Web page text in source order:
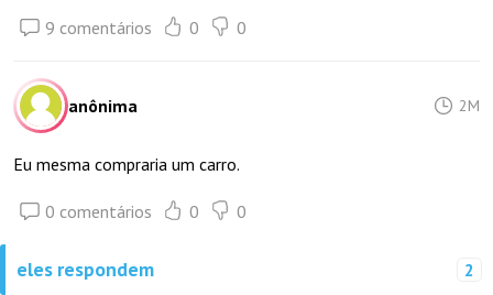
9 comentários 0 0
anônima 2M
Eu mesma compraria um carro.
0 comentários 0 0
eles respondem 2